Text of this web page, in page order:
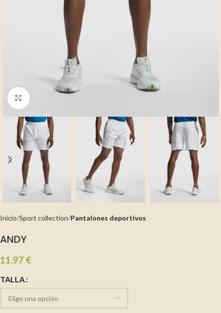
Clic para ampliar
Inicio Sport collection Pantalones deportivos
ANDY
11,97 €
TALLA